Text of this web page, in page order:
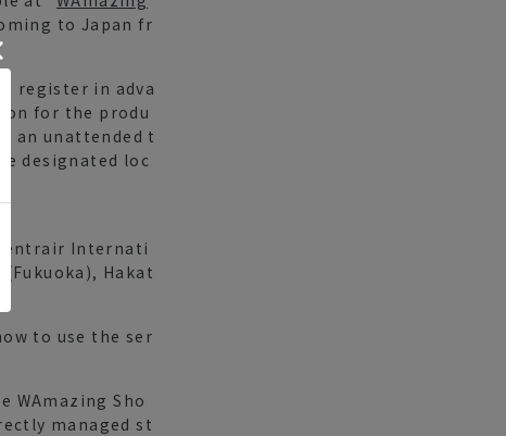
to Japan fr
register in adva
for the produ
an unattended t
designated loc
Internati
Hakat
to use the ser
WAmazing Sho
managed st